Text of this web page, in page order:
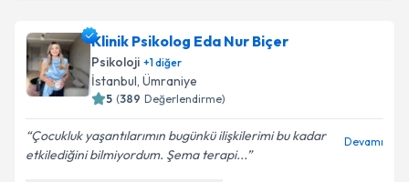
Klinik Psikolog Eda Nur Biçer
Psikoloji +1diğer
İstanbul, Ümraniye
5 (389 Değerlendirme)
Çocukluk yaşantılarımın bugünkü ilişkilerimi bu kadar
etkilediğini bilmiyordum. Şema terapi...
Devamı